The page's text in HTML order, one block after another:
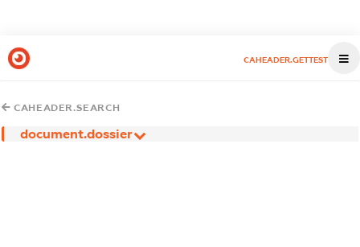
CAHEADER.GETTEST
CAHEADER.SEARCH
document.dossier